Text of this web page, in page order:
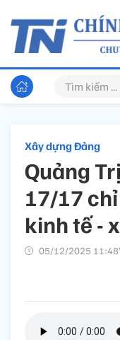
Xây dựng Đảng
Quảng
17/17
kinh tế -
05/12/2025 11:48’